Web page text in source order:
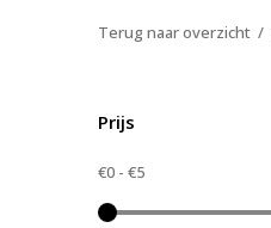
Terug naar overzicht
Prijs
€0 - €5